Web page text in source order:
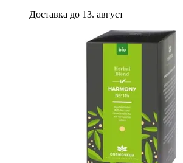
Доставка до 13. август